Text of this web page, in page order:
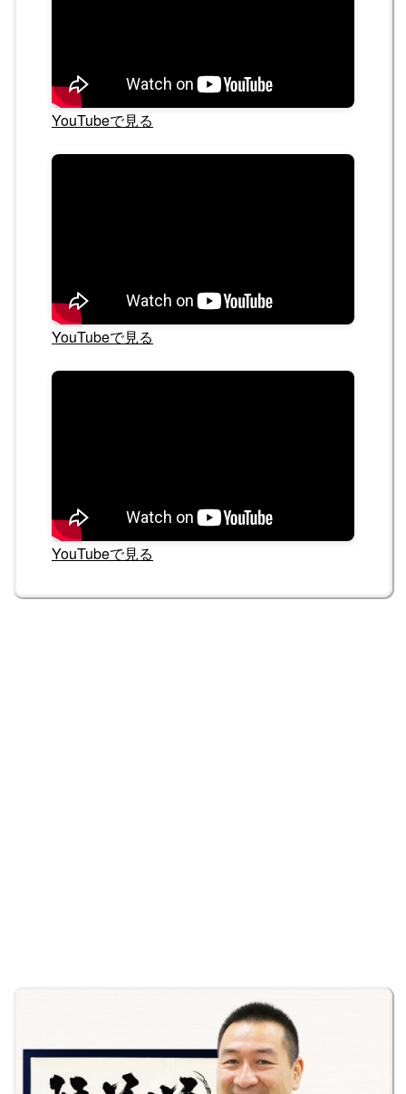
YouTubeで見る
YouTubeで見る
YouTubeで見る